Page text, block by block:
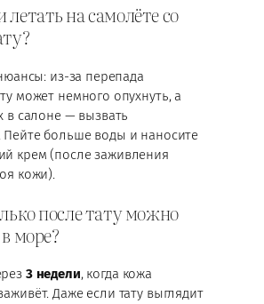
на самолёте со
из-за перепада
может немного опухнуть, а
в салоне — вызвать
больше воды и наносите
крем (после заживления
кожи).
после тату можно
море?
3 недели, когда кожа
Даже если тату выглядит